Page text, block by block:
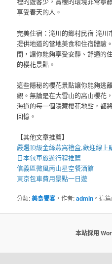
享受春天的人。
完美住宿：滝川的鄉村民宿 滝川
提供地道的當地美食和住宿體驗
間，讓你能夠享受安靜、舒適的
的櫻花景點。
這些隱秘的櫻花景點讓你能夠逃
觀。無論是在大雪山的高山櫻花
海道的每一個隱藏櫻花地點，都
回憶。
【其他文章推薦】
嚴選頂級金絲燕窩禮盒,歡迎線上
日本包車旅遊行程推薦
信義區微風南山星空餐酒館
東京包車費用景點一日遊
分類:美食饗宴 ，作者:admin 。這
本站採用